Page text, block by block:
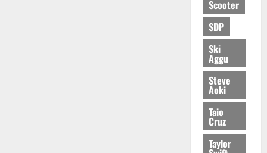
Scooter
SDP
Ski
Aggu
Steve
Aoki
Taio
Cruz
Taylor